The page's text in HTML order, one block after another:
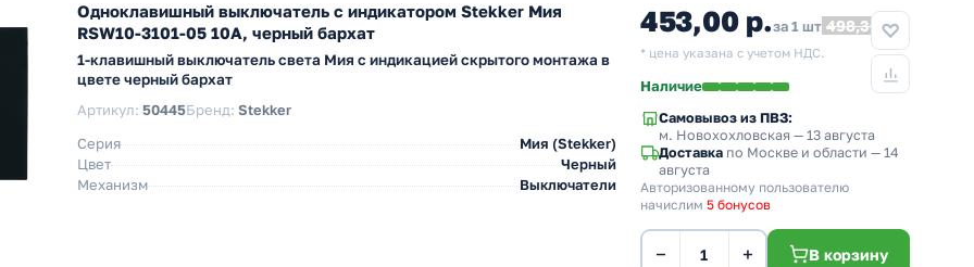
Одноклавишный выключатель с индикатором Stekker Мия
RSW10-3101-05 10A, черный бархат
1-клавишный выключатель света Мия с индикацией скрытого монтажа в
цвете черный бархат
Артикул: 50445Бренд: Stekker
Серия
Мия (Stekker)
Цвет
Черный
Механизм
Выключатели
453,00 р.за 1 шт 498,30
* цена указана с учетом НДС.
Наличие
Самовывоз из ПВЗ:
м. Новохохловская — 13 августа
Доставка по Москве и области — 14
августа
Авторизованному пользователю
начислим 5 бонусов
− + В корзину